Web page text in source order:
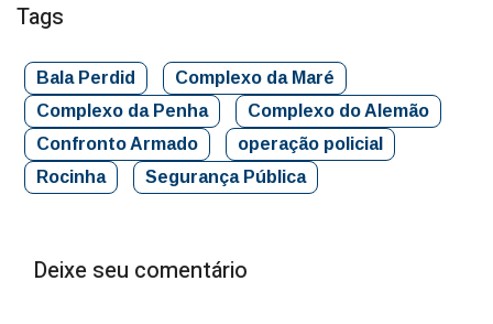
Tags
Bala Perdid
Complexo da Maré
Complexo da Penha
Complexo do Alemão
Confronto Armado
operação policial
Rocinha
Segurança Pública
Deixe seu comentário